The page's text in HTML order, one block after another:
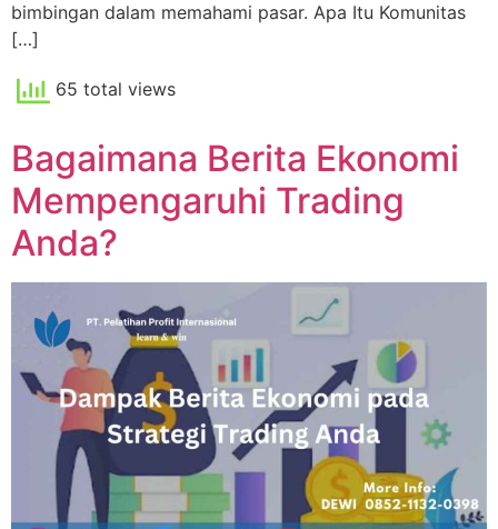
bimbingan dalam memahami pasar. Apa Itu Komunitas
[…]
65 total views
Bagaimana Berita Ekonomi
Mempengaruhi Trading
Anda?